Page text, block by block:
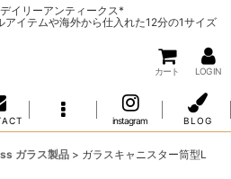
イリーアンティークス*
イテムや海外から仕入れた12分の1サイズ
カート LOG IN
C T instagram B L O G
ガラス製品 > ガラスキャニスター筒型L